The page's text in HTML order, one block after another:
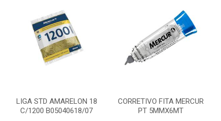
LIGA STD AMARELON 18
C/1200 B05040618/07
CORRETIVO FITA MERCUR
PT 5MMX6MT